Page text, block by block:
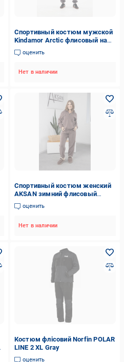
Спортивный костюм мужской
Kindamor Arctic флисовый на
змейке M Серый (1870736329)
оценить
Нет в наличии
Спортивный костюм женский
AKSAN зимний флисовый
двойка XS Светло-коричневый
(25.2777_light-brown_40(XS))
оценить
Нет в наличии
Костюм флісовий Norfin POLAR
LINE 2 XL Gray
оценить